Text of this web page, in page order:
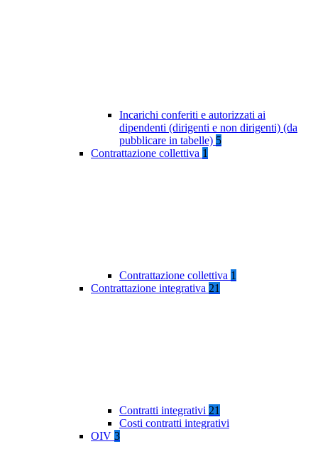
Incarichi conferiti e autorizzati ai
dipendenti (dirigenti e non dirigenti) (da
pubblicare in tabelle) 5
Contrattazione collettiva 1
Contrattazione collettiva 1
Contrattazione integrativa 21
Contratti integrativi 21
Costi contratti integrativi
OIV 3